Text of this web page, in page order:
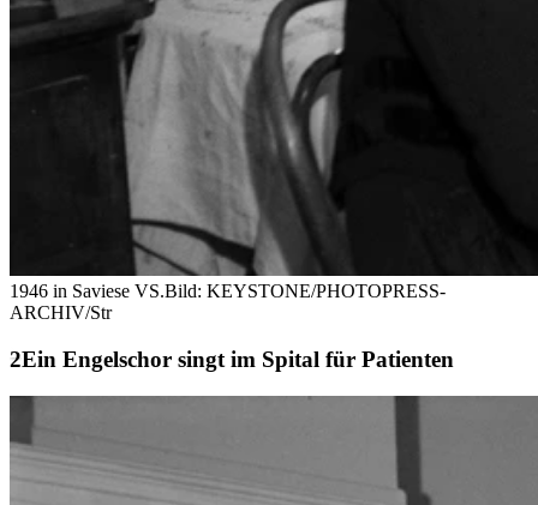
1946 in Saviese VS.Bild: KEYSTONE/PHOTOPRESS-
ARCHIV/Str
Ein Engelschor singt im Spital für Patienten